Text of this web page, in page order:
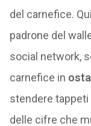
del carnefice.
padrone del
social network,
carnefice in
stendere
delle cifre che